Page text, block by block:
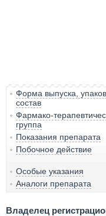
Форма выпуска,
состав
Фармако-
группа
Показания препарата
Побочное действие
Особые указания
Аналоги препарата
Владелец